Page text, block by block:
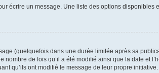
écrire un message. Une liste des options disponibles
(quelquefois dans une durée limitée après sa
de fois qu’il a été modifié ainsi que la date et
qu’ils ont modifié le message de leur propre